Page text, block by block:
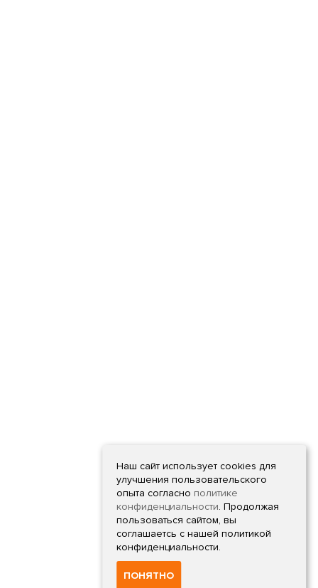
Наш сайт использует cookies для
улучшения пользовательского
опыта согласно политике
конфиденциальности. Продолжая
пользоваться сайтом, вы
соглашаетсь с нашей политикой
конфиденциальности.
ПОНЯТНО